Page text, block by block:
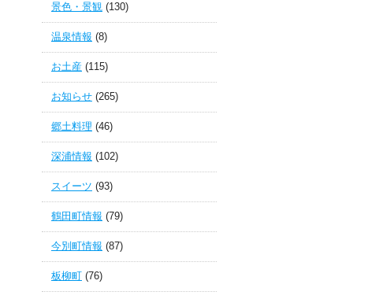
景色・景観 (130)
温泉情報 (8)
お土産 (115)
お知らせ (265)
郷土料理 (46)
深浦情報 (102)
スイーツ (93)
鶴田町情報 (79)
今別町情報 (87)
板柳町 (76)